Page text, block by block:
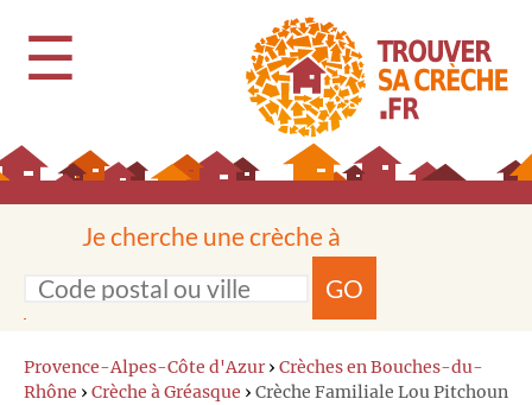
☰
Je cherche une crèche à
GO
Provence-Alpes-Côte d'Azur › Crèches en Bouches-du-
Rhône › Crèche à Gréasque › Crèche Familiale Lou Pitchoun